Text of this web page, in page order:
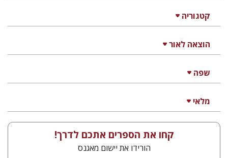
קטגוריה
הוצאה לאור
שפה
מלאי
קחו את הספרים אתכם לדרך!
הורידו את יישום מאגנס